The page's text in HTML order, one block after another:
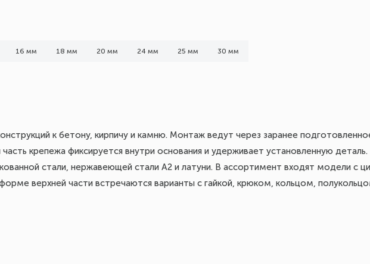
16 мм 18 мм 20 мм 24 мм 25 мм 30 мм
к бетону, кирпичу и камню. Монтаж ведут через заранее
крепежа фиксируется внутри основания и удерживает установленную
стали, нержавеющей стали А2 и латуни. В ассортимент входят модели с
верхней части встречаются варианты с гайкой, крюком, кольцом,